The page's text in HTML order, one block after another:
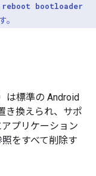
reboot bootloader
。
は標準の Android
き換えられ、サポ
プリケーション
をすべて削除す